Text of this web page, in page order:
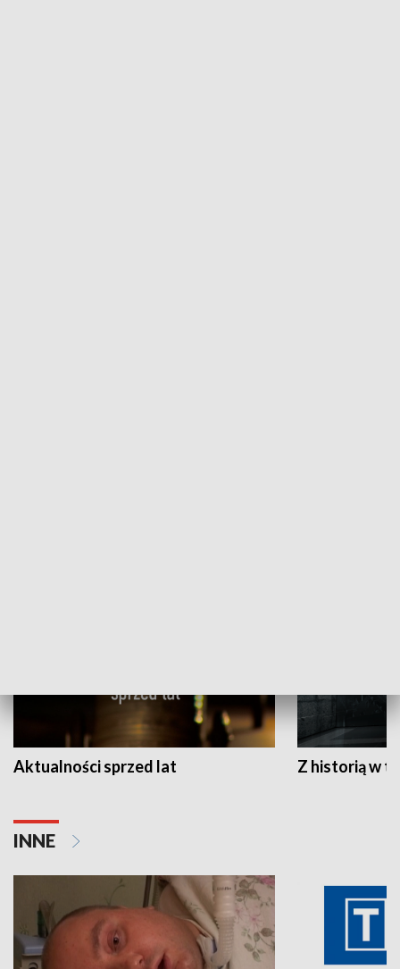
Aktualności sprzed lat Z historią w
INNE